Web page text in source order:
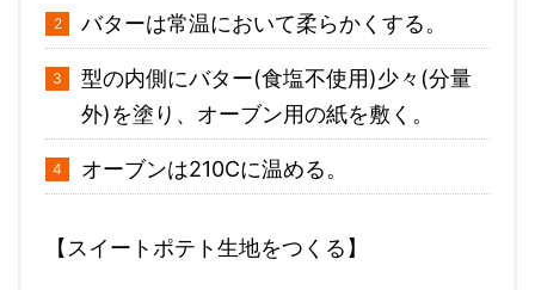
バターは常温において柔らかくする。
型の内側にバター(食塩不使用)少々(分量
外)を塗り、オーブン用の紙を敷く。
オーブンは210Cに温める。
【スイートポテト生地をつくる】